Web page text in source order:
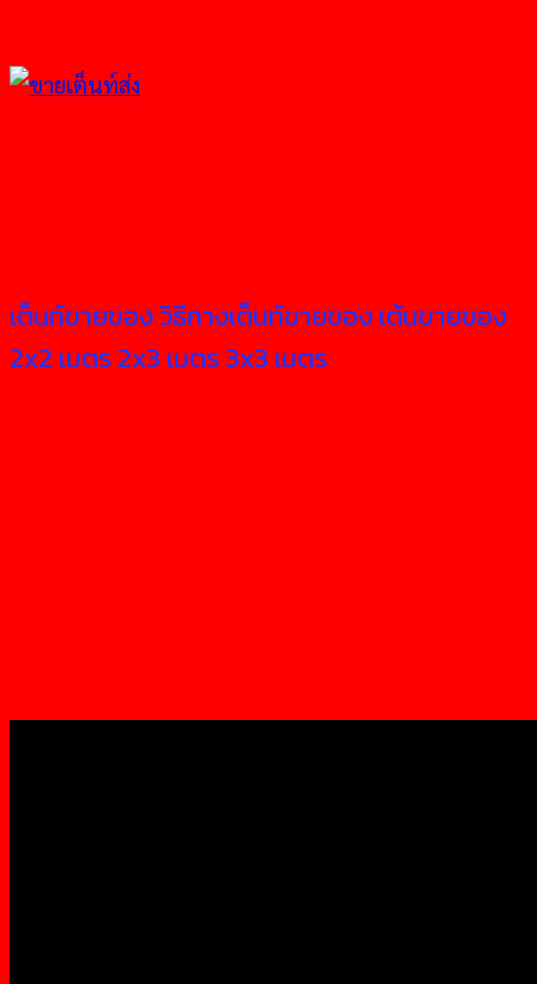
เต็นท์ขายของ วิธีกางเต็นท์ขายของ เต้นขายของ
2x2 เมตร 2x3 เมตร 3x3 เมตร